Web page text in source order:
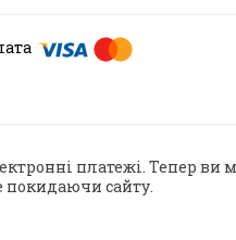
платежі. Тепер ви
покидаючи сайту.